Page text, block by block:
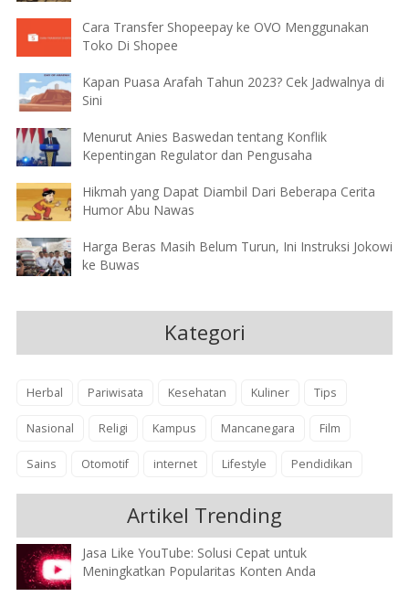
Cara Transfer Shopeepay ke OVO Menggunakan
Toko Di Shopee
Kapan Puasa Arafah Tahun 2023? Cek Jadwalnya di
Sini
Menurut Anies Baswedan tentang Konflik
Kepentingan Regulator dan Pengusaha
Hikmah yang Dapat Diambil Dari Beberapa Cerita
Humor Abu Nawas
Harga Beras Masih Belum Turun, Ini Instruksi Jokowi
ke Buwas
Kategori
Herbal Pariwisata Kesehatan Kuliner Tips
Nasional Religi Kampus Mancanegara Film
Sains Otomotif internet Lifestyle Pendidikan
Artikel Trending
Jasa Like YouTube: Solusi Cepat untuk
Meningkatkan Popularitas Konten Anda